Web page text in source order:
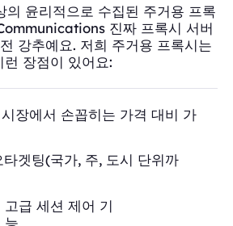
의 윤리적으로 수집된 주거용 프록
진짜 프록시 서버
강추예요. 저희 주거용 프록시는
런 장점이 있어요:
장에서 손꼽히는 가격 대비 가
겟팅(국가, 주, 도시 단위까
고급 세션 제어 기
능